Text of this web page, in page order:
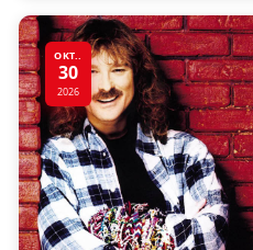
OKT..
30
2026